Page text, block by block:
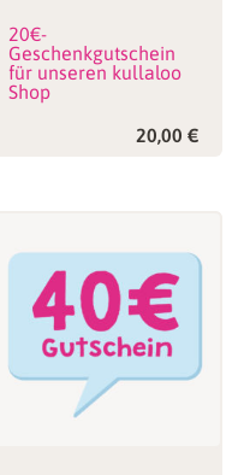
20€-
Geschenkgutschein
für unseren kullaloo
Shop
20,00€